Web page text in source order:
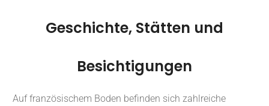
Geschichte, Stätten und
Besichtigungen
Auf französischem Boden befinden sich zahlreiche